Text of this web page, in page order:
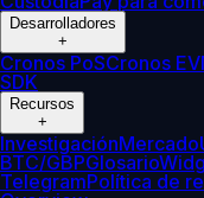
Desarrolladores
+
Cronos PoSCronos
SDK
Recursos
+
InvestigaciónMercado
BTC/GBPGlosario
TelegramPolítica de